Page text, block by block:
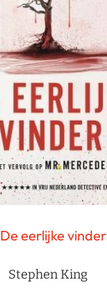
De eerlijke vinder
Stephen King